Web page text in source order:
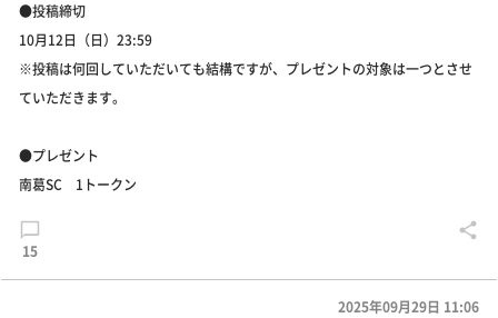
●投稿締切
10月12日（日）23:59
※投稿は何回していただいても結構ですが、プレゼントの対象は一つとさせ
ていただきます。
●プレゼント
南葛SC 1トークン
15
2025年09月29日 11:06